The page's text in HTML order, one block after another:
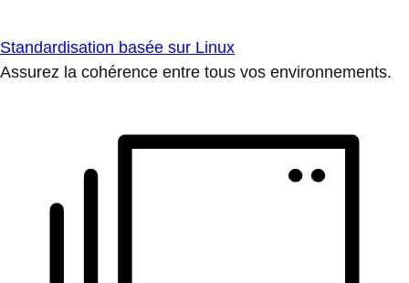
Standardisation basée sur Linux
Assurez la cohérence entre tous vos environnements.